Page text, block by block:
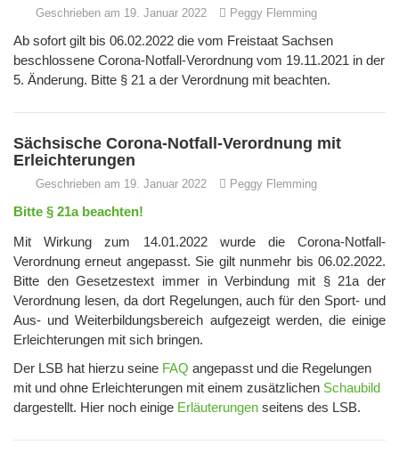
Geschrieben am 19. Januar 2022 Peggy Flemming
Ab sofort gilt bis 06.02.2022 die vom Freistaat Sachsen
beschlossene Corona-Notfall-Verordnung vom 19.11.2021 in der
5. Änderung. Bitte § 21 a der Verordnung mit beachten.
Sächsische Corona-Notfall-Verordnung mit
Erleichterungen
Geschrieben am 19. Januar 2022 Peggy Flemming
Bitte § 21a beachten!
Mit Wirkung zum 14.01.2022 wurde die Corona-Notfall-
Verordnung erneut angepasst. Sie gilt nunmehr bis 06.02.2022.
Bitte den Gesetzestext immer in Verbindung mit § 21a der
Verordnung lesen, da dort Regelungen, auch für den Sport- und
Aus- und Weiterbildungsbereich aufgezeigt werden, die einige
Erleichterungen mit sich bringen.
Der LSB hat hierzu seine FAQ angepasst und die Regelungen
mit und ohne Erleichterungen mit einem zusätzlichen Schaubild
dargestellt. Hier noch einige Erläuterungen seitens des LSB.